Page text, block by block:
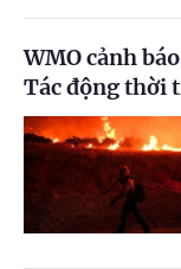
WMO cảnh
Tác động thời